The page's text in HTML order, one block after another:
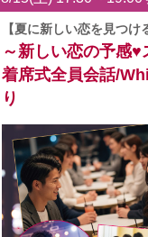
【夏に新しい恋を見つ
～新しい恋の予感
着席式全員会話/
り